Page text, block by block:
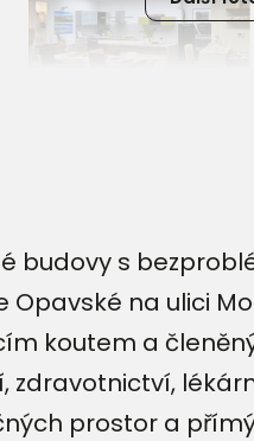
budovy s
na ulici
koutem a
prostor a